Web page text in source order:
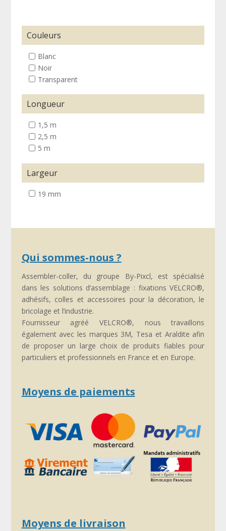
Couleurs
Blanc
Noir
Transparent
Longueur
1,5 m
2,5 m
5 m
Largeur
19 mm
Qui sommes-nous ?
Assembler-coller, du groupe By-Pixcl, est spécialisé
dans les solutions d’assemblage : fixations VELCRO®,
adhésifs, colles et accessoires pour la décoration, le
bricolage et l’industrie.
Fournisseur agréé VELCRO®, nous travaillons
également avec les marques 3M, Tesa et Araldite afin
de proposer un large choix de produits fiables pour
particuliers et professionnels en France et en Europe.
Moyens de paiements
Moyens de livraison